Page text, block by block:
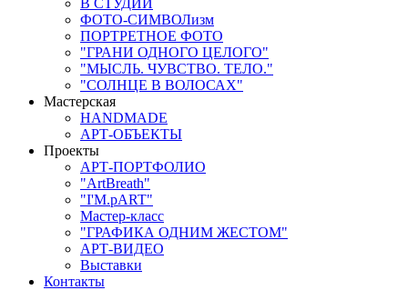
В СТУДИИ
ФОТО-СИМВОЛизм
ПОРТРЕТНОЕ ФОТО
"ГРАНИ ОДНОГО ЦЕЛОГО"
"МЫСЛЬ. ЧУВСТВО. ТЕЛО."
"СОЛНЦЕ В ВОЛОСАХ"
Мастерская
HANDMADE
АРТ-ОБЪЕКТЫ
Проекты
АРТ-ПОРТФОЛИО
"ArtBreath"
"I'M.pART"
Мастер-класс
"ГРАФИКА ОДНИМ ЖЕСТОМ"
АРТ-ВИДЕО
Выставки
Контакты